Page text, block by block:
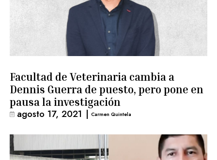
Facultad de Veterinaria cambia a
Dennis Guerra de puesto, pero pone en
pausa la investigación
agosto 17, 2021 | Carmen Quintela